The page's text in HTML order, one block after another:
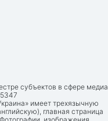
субъектов в сфере медиа
имеет трехязычную
главная страница